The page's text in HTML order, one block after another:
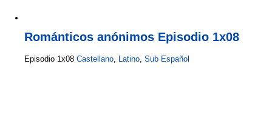
Románticos anónimos Episodio 1x08
Episodio 1x08 Castellano Latino Sub Español